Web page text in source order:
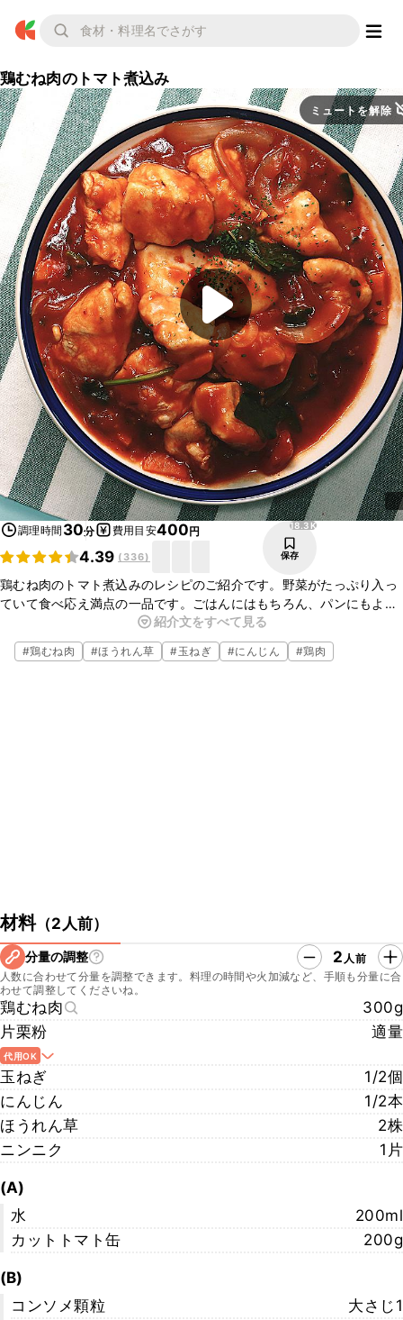
鶏むね肉のトマト煮込み
ミュートを解除
調理時間 30分 費用目安400円
4.39 ( 336)
18.3K
保存
鶏むね肉のトマト煮込みのレシピのご紹介です。野菜がたっぷり入っ
ていて食べ応え満点の一品です。ごはんにはもちろん、パンにもよく
合いますよ。今晩の夕飯のおかずにいかがでしょうか。ぜひ一度作っ
てみてくださいね。
紹介文をすべて見る
#鶏むね肉 #ほうれん草 #玉ねぎ #にんじん #鶏肉
材料（2人前）
分量の調整 2 人前
人数に合わせて分量を調整できます。料理の時間や火加減など、手順も分量に合
わせて調整してくださいね。
鶏むね肉
300g
片栗粉
適量
代用OK
玉ねぎ
1/2個
にんじん
1/2本
ほうれん草
2株
ニンニク
1片
(A)
水
200ml
カットトマト缶
200g
(B)
コンソメ顆粒
大さじ1